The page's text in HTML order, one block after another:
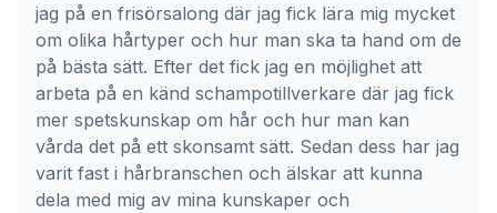
jag på en frisörsalong där jag fick lära mig mycket
om olika hårtyper och hur man ska ta hand om de
på bästa sätt. Efter det fick jag en möjlighet att
arbeta på en känd schampotillverkare där jag fick
mer spetskunskap om hår och hur man kan
vårda det på ett skonsamt sätt. Sedan dess har jag
varit fast i hårbranschen och älskar att kunna
dela med mig av mina kunskaper och